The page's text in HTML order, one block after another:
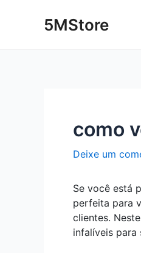
5MStore
como
Deixe um
Se você está
perfeita para
clientes.
infalíveis para
navigation